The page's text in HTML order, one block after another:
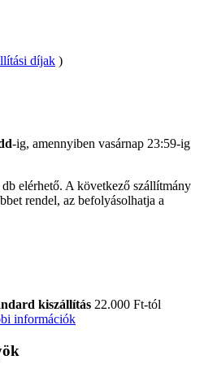
díjak )
-ig, amennyiben vasárnap 23:59-ig
elérhető. A következő szállítmány
rendel, az befolyásolhatja a
kiszállítás 22.000 Ft-tól
információk